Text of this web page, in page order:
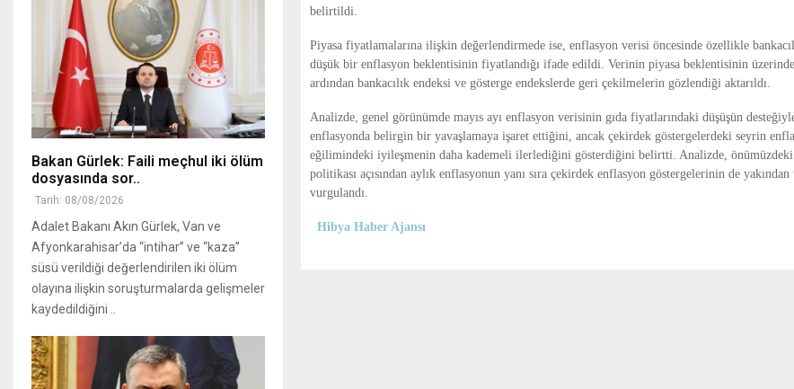
belirtildi.
Piyasa fiyatlamalarına ilişkin değerlendirmede ise, enflasyon verisi öncesinde özellikle
düşük bir enflasyon beklentisinin fiyatlandığı ifade edildi. Verinin piyasa beklentisinin
ardından bankacılık endeksi ve gösterge endekslerde geri çekilmelerin gözlendiği aktarıldı.
Analizde, genel görünümde mayıs ayı enflasyon verisinin gıda fiyatlarındaki düşüşün
enflasyonda belirgin bir yavaşlamaya işaret ettiğini, ancak çekirdek göstergelerdeki seyrin
eğilimindeki iyileşmenin daha kademeli ilerlediğini gösterdiğini belirtti. Analizde, önümüzdeki
politikası açısından aylık enflasyonun yanı sıra çekirdek enflasyon göstergelerinin de
vurgulandı.
Hibya Haber Ajansı
Bakan Gürlek: Faili meçhul iki ölüm
dosyasında sor..
Tarih: 08/08/2026
Adalet Bakanı Akın Gürlek, Van ve
Afyonkarahisar’da “intihar” ve “kaza”
süsü verildiği değerlendirilen iki ölüm
olayına ilişkin soruşturmalarda gelişmeler
kaydedildiğini ..